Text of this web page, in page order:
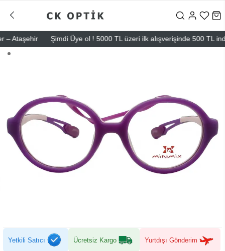
Şimdi Üye ol ! 5000 TL üzeri ilk alışverişinde 500 TL indirim
Yetkili Satıcı Ücretsiz Kargo Yurtdışı Gönderim